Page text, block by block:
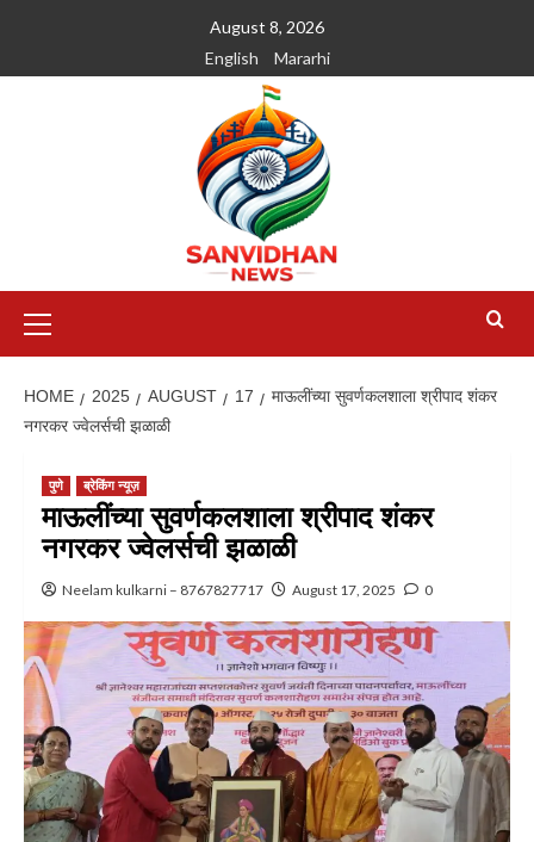
August 8, 2026
English
Mararhi
HOME 2025 AUGUST 17
माऊलींच्या सुवर्णकलशाला श्रीपाद शंकर
नगरकर ज्वेलर्सची झळाळी
पुणे ब्रेकिंग न्यूज़
माऊलींच्या सुवर्णकलशाला श्रीपाद शंकर
नगरकर ज्वेलर्सची झळाळी
Neelam kulkarni – 8767827717 August 17, 2025 0